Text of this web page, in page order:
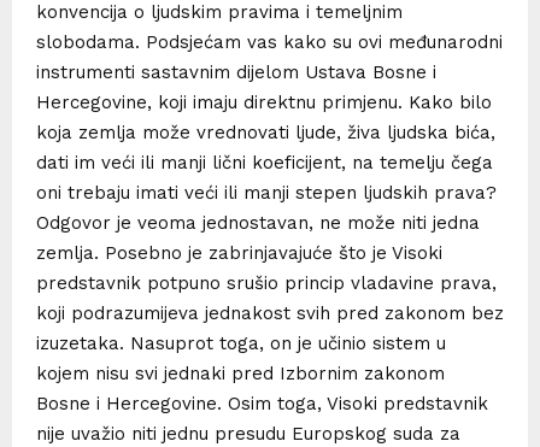
konvencija o ljudskim pravima i temeljnim
slobodama. Podsjećam vas kako su ovi međunarodni
instrumenti sastavnim dijelom Ustava Bosne i
Hercegovine, koji imaju direktnu primjenu. Kako bilo
koja zemlja može vrednovati ljude, živa ljudska bića,
dati im veći ili manji lični koeficijent, na temelju čega
oni trebaju imati veći ili manji stepen ljudskih prava?
Odgovor je veoma jednostavan, ne može niti jedna
zemlja. Posebno je zabrinjavajuće što je Visoki
predstavnik potpuno srušio princip vladavine prava,
koji podrazumijeva jednakost svih pred zakonom bez
izuzetaka. Nasuprot toga, on je učinio sistem u
kojem nisu svi jednaki pred Izbornim zakonom
Bosne i Hercegovine. Osim toga, Visoki predstavnik
nije uvažio niti jednu presudu Europskog suda za